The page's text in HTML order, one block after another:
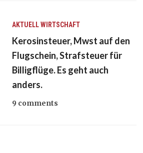
AKTUELLWIRTSCHAFT
Kerosinsteuer, Mwst auf den
Flugschein, Strafsteuer für
Billigflüge. Es geht auch
anders.
9 comments